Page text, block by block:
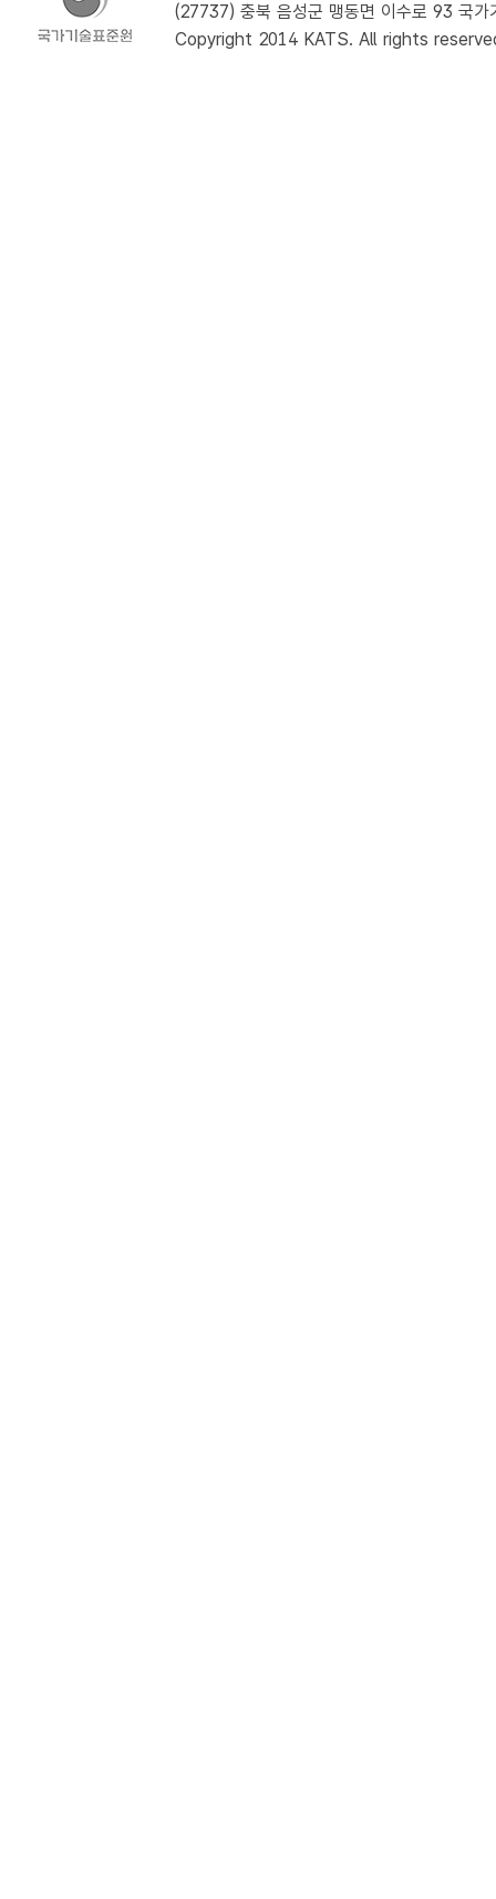
(27737) 충북 음성군 맹동면 이수로 93 국
Copyright 2014 KATS. All rights